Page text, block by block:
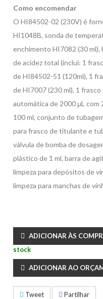
Como encomendar
O HI84502-02 (230V) é
HI1048B, sonda de
enchimento HI7082 (30
de acidez total (inclui: 1
de HI84502-51 (120ml), 1
de HI7007 (230 ml), 1
automática de 2000 μL
100 ml, conjunto de
para frasco de titulante e
válvula de bomba de
plástico de 1 ml, barra de
limpeza para depósitos de
limpeza para manchas de
ADICIONAR ÀS
stock
ADICIONAR AO
Tweet Partilhar